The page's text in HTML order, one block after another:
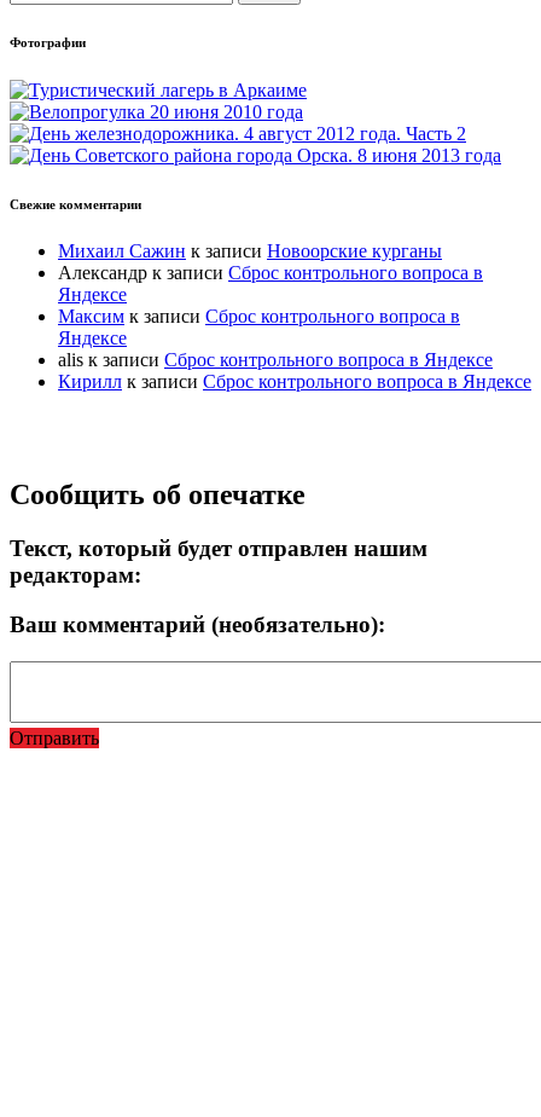
Фотографии
Свежие комментарии
Михаил Сажин к записи Новоорские курганы
Александр к записи Сброс контрольного вопроса в
Яндексе
Максим к записи Сброс контрольного вопроса в
Яндексе
alis к записи Сброс контрольного вопроса в Яндексе
Кирилл к записи Сброс контрольного вопроса в Яндексе
Прокрутка
вверх
Сообщить об опечатке
Текст, который будет отправлен нашим
редакторам:
Ваш комментарий (необязательно):
Отправить